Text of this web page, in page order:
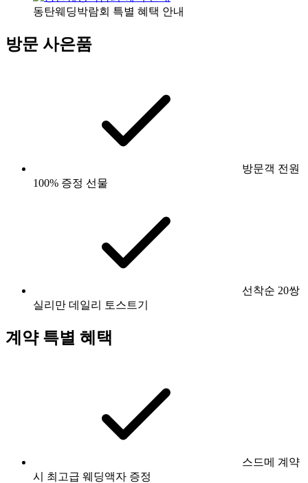
동탄웨딩박람회 특별 혜택 안내
방문 사은품
방문객 전원
100% 증정 선물
선착순 20쌍
실리만 데일리 토스트기
계약 특별 혜택
스드메 계약
시 최고급 웨딩액자 증정